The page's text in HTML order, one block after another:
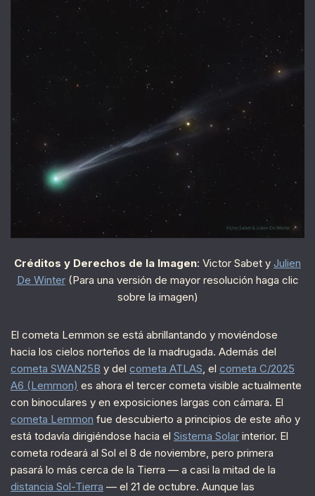
Créditos y Derechos de la Imagen: Victor Sabet y Julien
De Winter(Para una versión de mayor resolución haga clic
sobre la imagen)
El cometa Lemmon se está abrillantando y moviéndose
hacia los cielos norteños de la madrugada. Además del
cometa SWAN25B y del cometa ATLAS, el cometa C/2025
A6 (Lemmon) es ahora el tercer cometa visible actualmente
con binoculares y en exposiciones largas con cámara. El
cometa Lemmon fue descubierto a principios de este año y
está todavía dirigiéndose hacia el Sistema Solar interior. El
cometa rodeará al Sol el 8 de noviembre, pero primera
pasará lo más cerca de la Tierra — a casi la mitad de la
distancia Sol-Tierra — el 21 de octubre. Aunque las